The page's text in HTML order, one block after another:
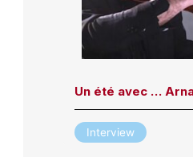
Un été avec …
Interview